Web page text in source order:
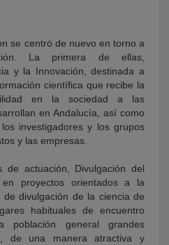
se centró de nuevo en torno a
La primera de ellas,
y la Innovación, destinada a
científica que recibe la
en la sociedad a las
en Andalucía, así como
investigadores y los grupos
y las empresas.
actuación, Divulgación del
proyectos orientados a la
divulgación de la ciencia de
habituales de encuentro
general grandes
de una manera atractiva y